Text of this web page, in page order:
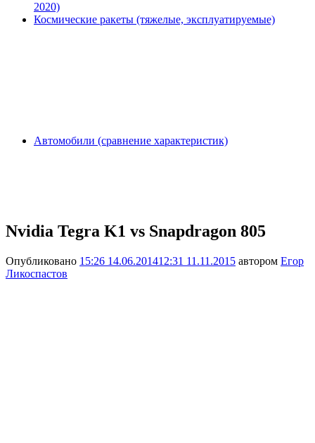
2020)
Космические ракеты (тяжелые, эксплуатируемые)
Автомобили (сравнение характеристик)
Nvidia Tegra K1 vs Snapdragon 805
Опубликовано 15:26 14.06.201412:31 11.11.2015 автором Егор
Ликоспастов